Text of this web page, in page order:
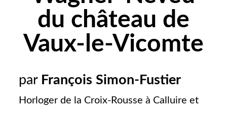
du château de
Vaux-le-Vicomte
par François Simon-Fustier
Horloger de la Croix-Rousse à Calluire et